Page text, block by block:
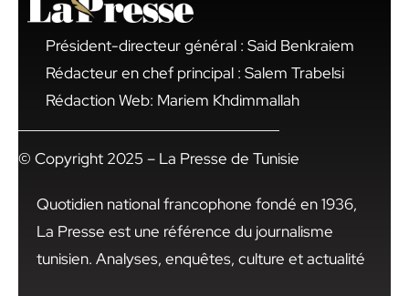
Président-directeur général : Said Benkraiem
Rédacteur en chef principal : Salem Trabelsi
Rédaction Web: Mariem Khdimmallah
© Copyright 2025 – La Presse de Tunisie
Quotidien national francophone fondé en 1936,
La Presse est une référence du journalisme
tunisien. Analyses, enquêtes, culture et actualité